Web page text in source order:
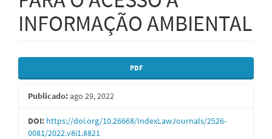
INFORMAÇÃO AMBIENTAL
Barra
lateral
de
artigos
PDF
Publicado:ago 29, 2022
DOI: https://doi.org/10.26668/IndexLawJournals/2526-
0081/2022.v8i1.8821